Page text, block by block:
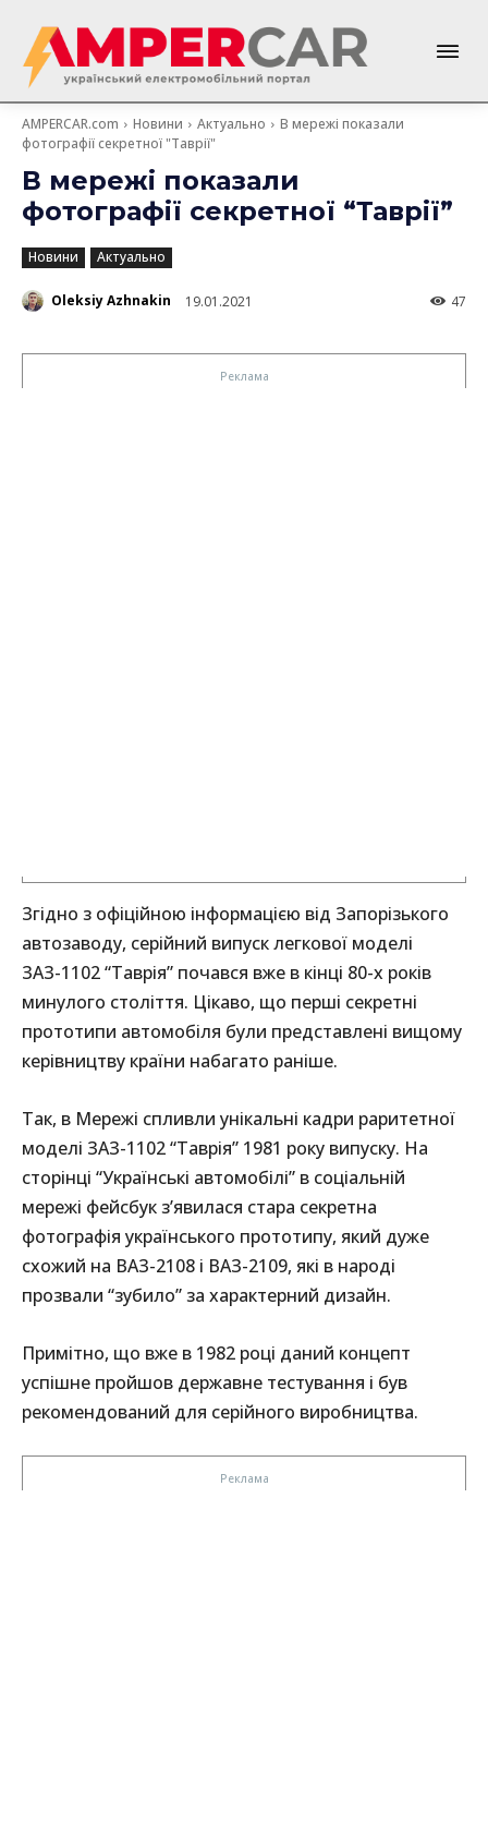
AMPERCAR.com Новини Актуально
В мережі показали
фотографії секретної "Таврії"
В мережі показали
фотографії секретної “Таврії”
Новини Актуально
Oleksiy Azhnakin 19.01.2021 47
Згідно з офіційною інформацією від Запорізького
автозаводу, серійний випуск легкової моделі
ЗАЗ-1102 “Таврія” почався вже в кінці 80-х років
минулого століття. Цікаво, що перші секретні
прототипи автомобіля були представлені вищому
керівництву країни набагато раніше.
Так, в Мережі спливли унікальні кадри раритетної
моделі ЗАЗ-1102 “Таврія” 1981 року випуску. На
сторінці “Українські автомобілі” в соціальній
мережі фейсбук з’явилася стара секретна
фотографія українського прототипу, який дуже
схожий на ВАЗ-2108 і ВАЗ-2109, які в народі
прозвали “зубило” за характерний дизайн.
Примітно, що вже в 1982 році даний концепт
успішне пройшов державне тестування і був
рекомендований для серійного виробництва.